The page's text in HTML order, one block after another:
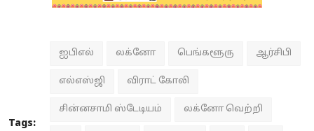
Tags:
ஐபிஎல் லக்னோ பெங்களூரு ஆர்சிபி
எல்எஸ்ஜி விராட் கோலி
சின்னசாமி ஸ்டேடியம் லக்னோ வெற்றி